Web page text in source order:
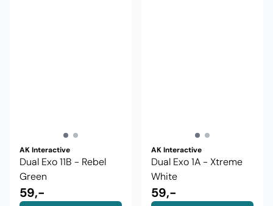
AK Interactive
Dual Exo 11B - Rebel
Green
59,-
AK Interactive
Dual Exo 1A - Xtreme
White
59,-